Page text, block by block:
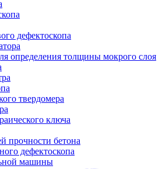
дефектоскопа
определения толщины мокрого слоя
твердомера
ключа
прочности бетона
дефектоскопа
машины